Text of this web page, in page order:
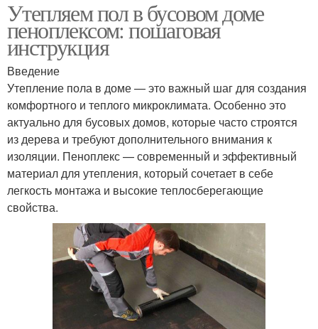
Утепляем пол в бусовом доме
пеноплексом: пошаговая
инструкция
Введение
Утепление пола в доме — это важный шаг для создания
комфортного и теплого микроклимата. Особенно это
актуально для бусовых домов, которые часто строятся
из дерева и требуют дополнительного внимания к
изоляции. Пеноплекс — современный и эффективный
материал для утепления, который сочетает в себе
легкость монтажа и высокие теплосберегающие
свойства.